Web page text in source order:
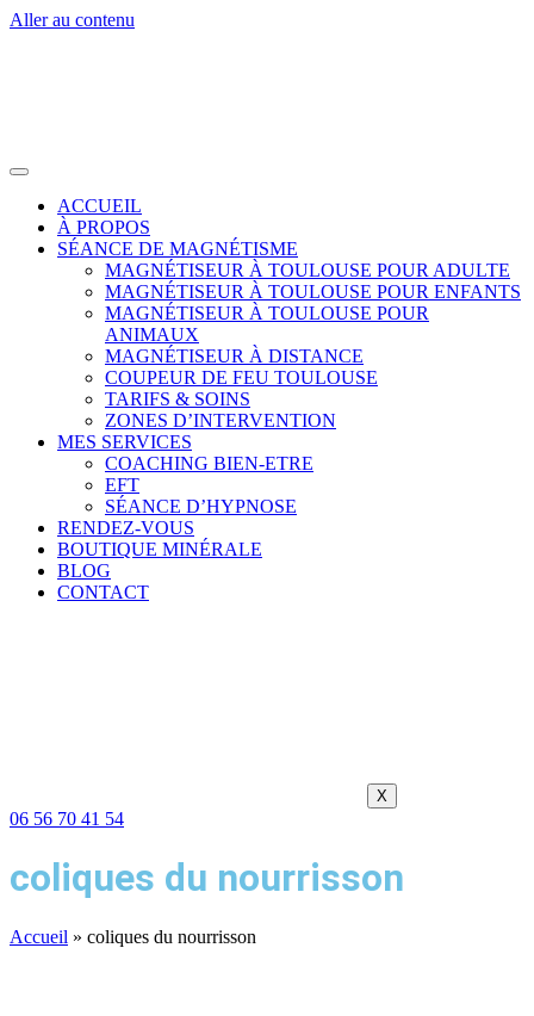
Aller au contenu
ACCUEIL
À PROPOS
SÉANCE DE MAGNÉTISME
MAGNÉTISEUR À TOULOUSE POUR ADULTE
MAGNÉTISEUR À TOULOUSE POUR ENFANTS
MAGNÉTISEUR À TOULOUSE POUR
ANIMAUX
MAGNÉTISEUR À DISTANCE
COUPEUR DE FEU TOULOUSE
TARIFS & SOINS
ZONES D’INTERVENTION
MES SERVICES
COACHING BIEN-ETRE
EFT
SÉANCE D’HYPNOSE
RENDEZ-VOUS
BOUTIQUE MINÉRALE
BLOG
CONTACT
X
06 56 70 41 54
coliques du nourrisson
Accueil » coliques du nourrisson